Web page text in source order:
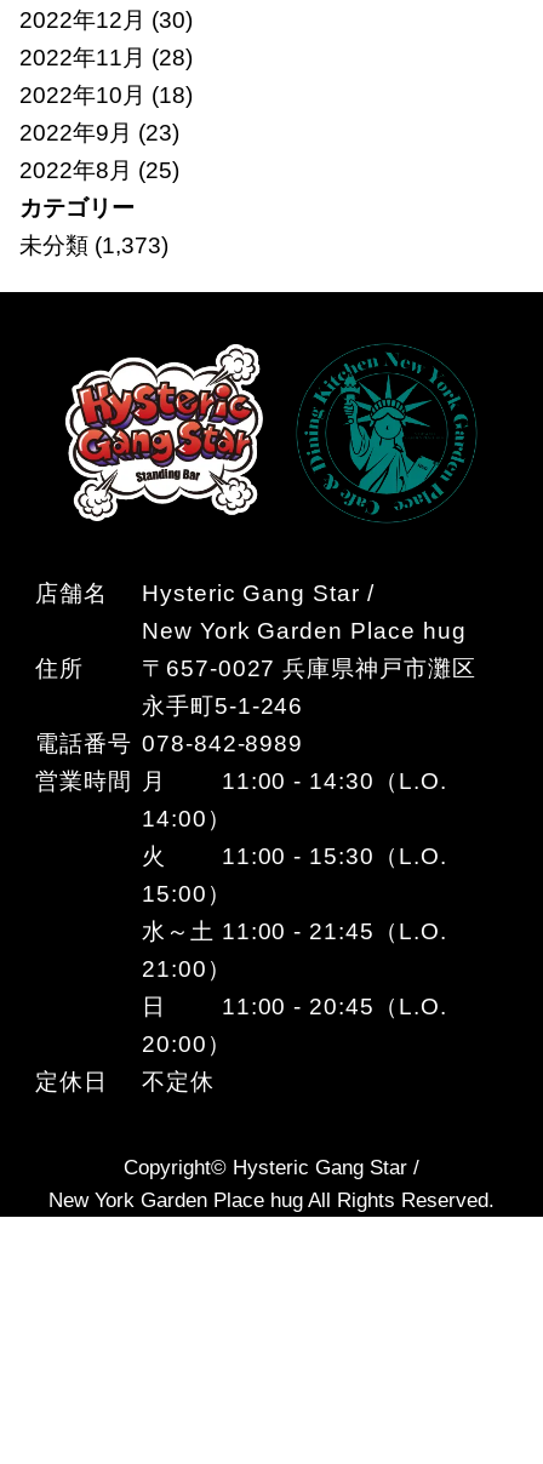
2022年12月 (30)
2022年11月 (28)
2022年10月 (18)
2022年9月 (23)
2022年8月 (25)
カテゴリー
未分類(1,373)
店舗名
Hysteric Gang Star /
New York Garden Place hug
住所
〒657-0027 兵庫県神戸市灘区
永手町5-1-246
電話番号 078-842-8989
営業時間
月 11:00 - 14:30（L.O.
14:00）
火 11:00 - 15:30（L.O.
15:00）
水～土 11:00 - 21:45（L.O.
21:00）
日 11:00 - 20:45（L.O.
20:00）
定休日
不定休
Copyright© Hysteric Gang Star /
New York Garden Place hug All Rights Reserved.